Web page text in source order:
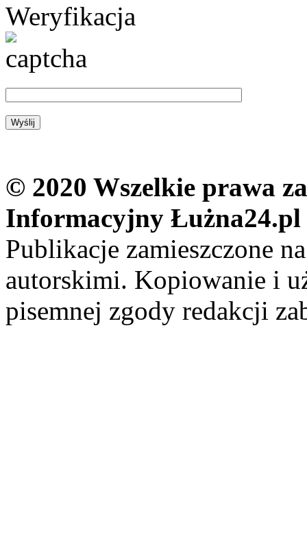
Weryfikacja
© 2020 Wszelkie prawa
Informacyjny Łużna24.pl
Publikacje zamieszczone
autorskimi. Kopiowanie i
pisemnej zgody redakcji